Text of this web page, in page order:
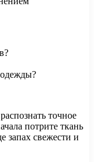
точное
потрите ткань
запах свежести и